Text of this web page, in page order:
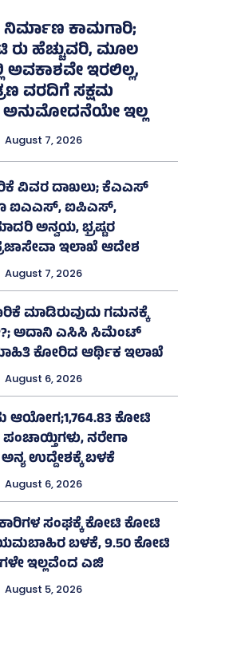
ನಿರ್ಮಾಣ ಕಾಮಗಾರಿ;
ರು ಹೆಚ್ಚುವರಿ, ಮೂಲ
ಅವಕಾಶವೇ ಇರಲಿಲ್ಲ,
ವರದಿಗೆ ಸಕ್ಷಮ
ಅನುಮೋದನೆಯೇ ಇಲ್ಲ
August 7, 2026
ವಿವರ ದಾಖಲು; ಕೆಎಎಸ್
ಐಎಎಸ್‌, ಐಪಿಎಸ್‌,
ಅನ್ವಯ, ಭ್ರಷ್ಟರ
ಇಲಾಖೆ ಆದೇಶ
August 7, 2026
ಮಾಡಿರುವುದು ಗಮನಕ್ಕೆ
ಅದಾನಿ ಎಸಿಸಿ ಸಿಮೆಂಟ್
ಕೋರಿದ ಆರ್ಥಿಕ ಇಲಾಖೆ
August 6, 2026
ಆಯೋಗ;1,764.83 ಕೋಟಿ
ನರೇಗಾ
ಉದ್ದೇಶಕ್ಕೆ ಬಳಕೆ
August 6, 2026
ಸಂಘಕ್ಕೆ ಕೋಟಿ ಕೋಟಿ
ಬಳಕೆ, 9.50 ಕೋಟಿ
ಇಲ್ಲವೆಂದ ಎಜಿ
August 5, 2026